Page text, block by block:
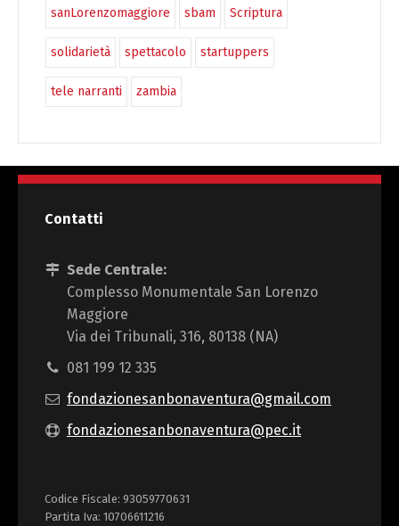
sanLorenzomaggiore sbam Scriptura
solidarietà spettacolo startuppers
tele narranti zambia
Contatti
Sede Centrale:
Complesso Monumentale San Lorenzo
Maggiore
Via dei Tribunali, 316, 80138 (NA)
081 199 12 335
fondazionesanbonaventura@gmail.com
fondazionesanbonaventura@pec.it
Codice Fiscale: 93059770631
Partita Iva: 10706611216